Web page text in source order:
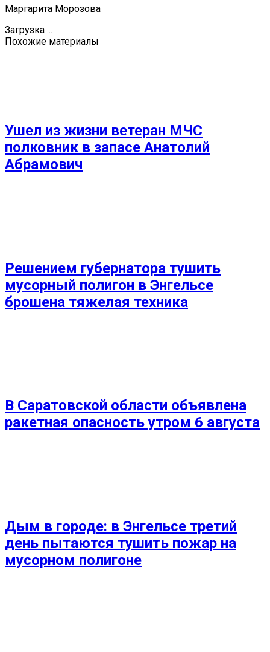
Маргарита Морозова
Загрузка ...
Похожие материалы
Ушел из жизни ветеран МЧС
полковник в запасе Анатолий
Абрамович
Решением губернатора тушить
мусорный полигон в Энгельсе
брошена тяжелая техника
В Саратовской области объявлена
ракетная опасность утром 6 августа
Дым в городе: в Энгельсе третий
день пытаются тушить пожар на
мусорном полигоне